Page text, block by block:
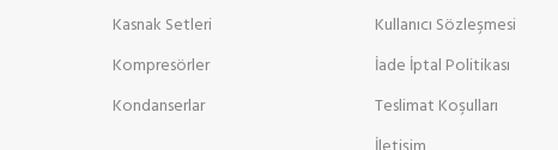
Kasnak Setleri
Kompresörler
Kondanserlar
Kullanıcı Sözleşmesi
İade İptal Politikası
Teslimat Koşulları